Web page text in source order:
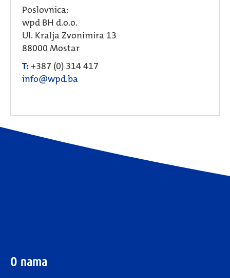
Poslovnica:
wpd BH d.o.o.
Ul. Kralja Zvonimira 13
88000 Mostar
T:+387 (0) 314 417
info@wpd.ba
O nama